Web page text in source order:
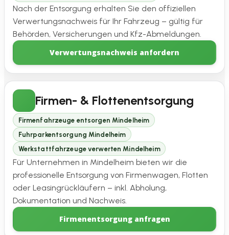
Nach der Entsorgung erhalten Sie den offiziellen
Verwertungsnachweis für Ihr Fahrzeug – gültig für
Behörden, Versicherungen und Kfz-Abmeldungen.
Verwertungsnachweis anfordern
Firmen- & Flottenentsorgung
Firmenfahrzeuge entsorgen Mindelheim
Fuhrparkentsorgung Mindelheim
Werkstattfahrzeuge verwerten Mindelheim
Für Unternehmen in Mindelheim bieten wir die
professionelle Entsorgung von Firmenwagen, Flotten
oder Leasingrückläufern – inkl. Abholung,
Dokumentation und Nachweis.
Firmenentsorgung anfragen